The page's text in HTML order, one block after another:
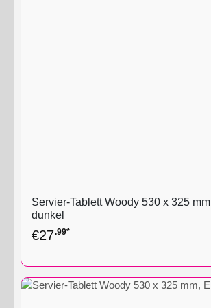
Servier-Tablett Woody 530 x 325
dunkel
€27.99*